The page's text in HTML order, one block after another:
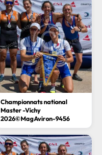
Championnats national
Master -Vichy
2026©MagAviron-9456